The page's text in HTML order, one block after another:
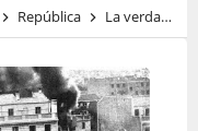
República La verdad sobre la quema de conventos en la Segunda República